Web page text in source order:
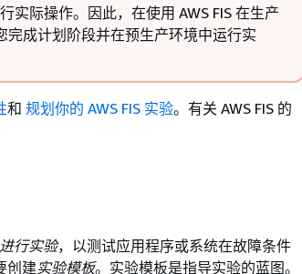
实际操作。因此，在使用 AWS FIS 在生产
成计划阶段并在预生产环境中运行实
和 规划你的 AWS FIS 实验。有关 AWS FIS 的
进行实验，以测试应用程序或系统在故障条件
创建实验模板。实验模板是指导实验的蓝图。